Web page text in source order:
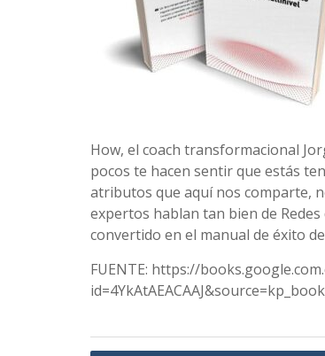
How, el coach transformacional
pocos te hacen sentir que estás
atributos que aquí nos comparte,
expertos hablan tan bien de
convertido en el manual de éxito
FUENTE: https://